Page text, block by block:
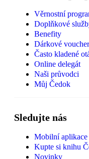
Věrnostní
Doplňkové
Benefity
Dárkové
Často kladené
Online delegát
Naši průvodci
Můj Čedok
Sledujte nás
Mobilní aplikace
Kupte si knihu
Novinky